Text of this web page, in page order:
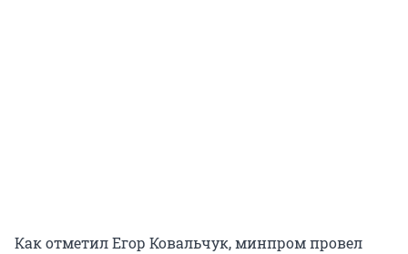
Как отметил Егор Ковальчук, минпром провел